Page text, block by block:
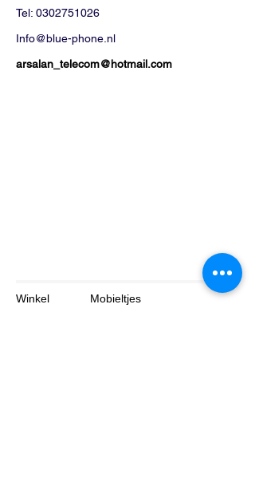
Tel: 0302751026
Info@blue-phone.nl
arsalan_telecom@hotmail.com
Winkel
Mobieltjes